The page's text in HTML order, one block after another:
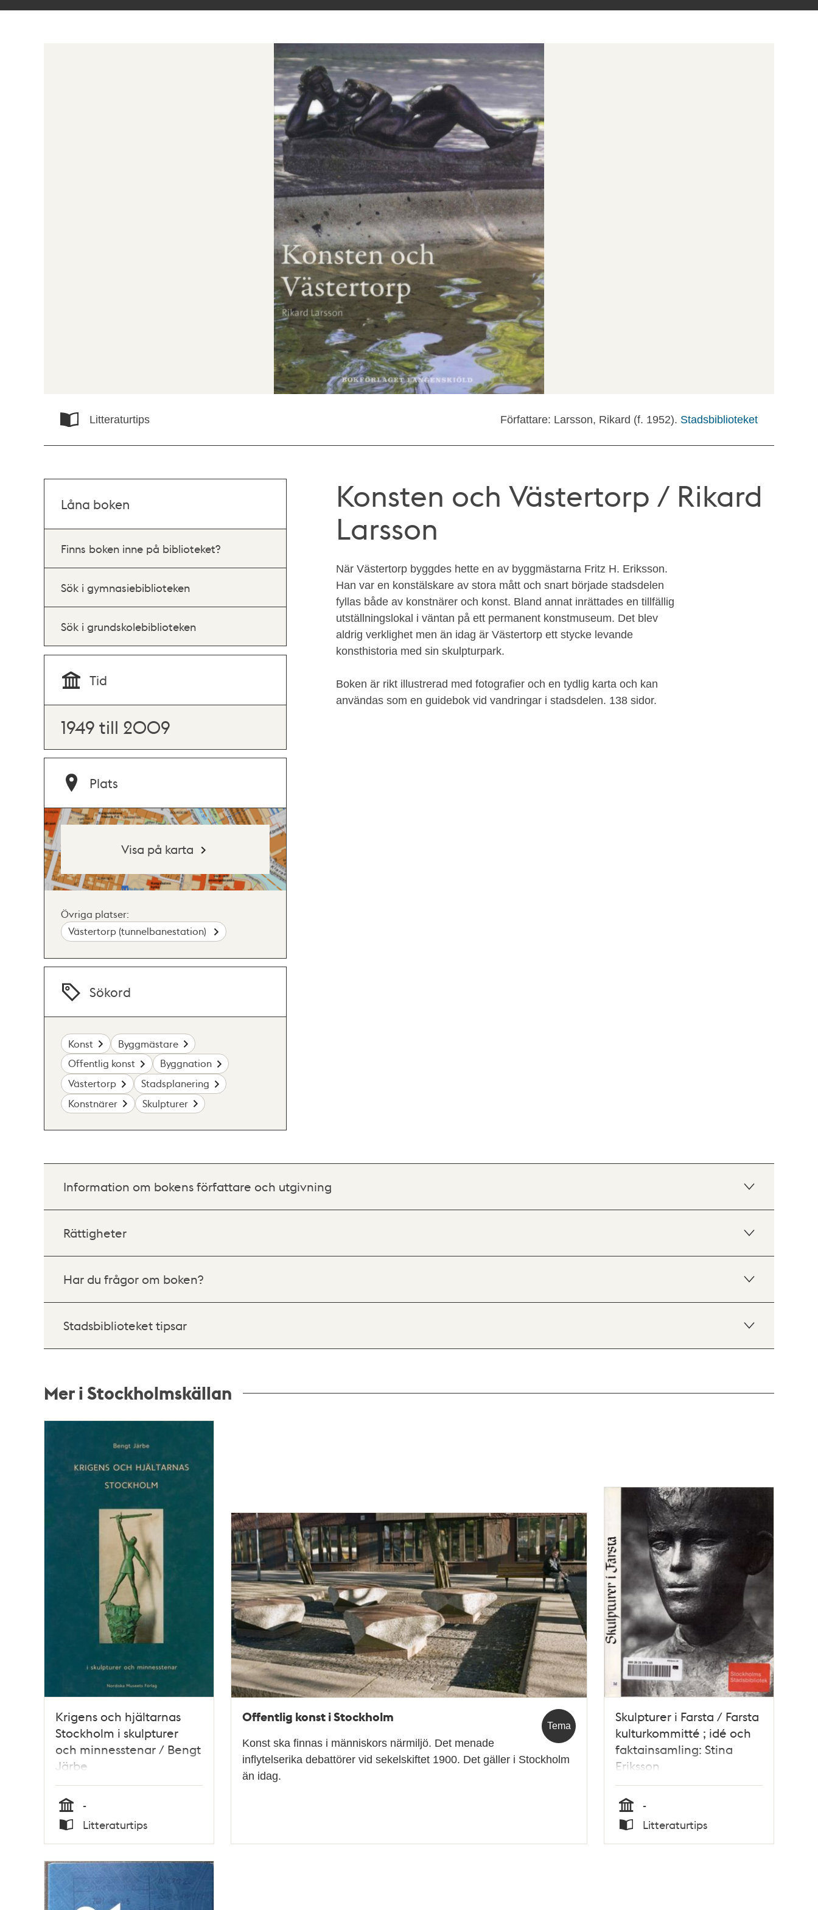
Litteraturtips Författare: Larsson, Rikard (f. 1952). Stadsbiblioteket
Konsten och Västertorp / Rikard
Larsson
När Västertorp byggdes hette en av byggmästarna Fritz H. Eriksson.
Han var en konstälskare av stora mått och snart började stadsdelen
fyllas både av konstnärer och konst. Bland annat inrättades en tillfällig
utställningslokal i väntan på ett permanent konstmuseum. Det blev
aldrig verklighet men än idag är Västertorp ett stycke levande
konsthistoria med sin skulpturpark.
Boken är rikt illustrerad med fotografier och en tydlig karta och kan
användas som en guidebok vid vandringar i stadsdelen. 138 sidor.
Låna boken
Finns boken inne på biblioteket?
Sök i gymnasiebiblioteken
Sök i grundskolebiblioteken
Tid
1949 till 2009
Plats
Visa på karta
Övriga platser:
Västertorp (tunnelbanestation)
Sökord
Konst
Byggmästare
Offentlig konst
Byggnation
Västertorp
Stadsplanering
Konstnärer
Skulpturer
Information om bokens författare och utgivning
Rättigheter
Har du frågor om boken?
Stadsbiblioteket tipsar
Mer i Stockholmskällan
Krigens och hjältarnas
Stockholm i skulpturer
och minnesstenar / Bengt
Järbe
Tid
-
Typ
Litteraturtips
Tema
Offentlig konst i Stockholm
Konst ska finnas i människors närmiljö. Det menade
inflytelserika debattörer vid sekelskiftet 1900. Det gäller i Stockholm
än idag.
Skulpturer i Farsta / Farsta
kulturkommitté ; idé och
faktainsamling: Stina
Eriksson
Tid
-
Typ
Litteraturtips